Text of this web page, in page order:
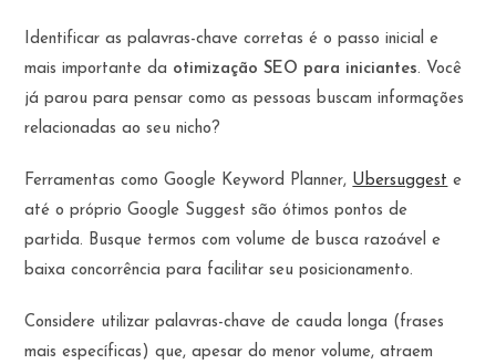
Identificar as palavras-chave corretas é o passo inicial e
mais importante da otimização SEO para iniciantes. Você
já parou para pensar como as pessoas buscam informações
relacionadas ao seu nicho?
Ferramentas como Google Keyword Planner, Ubersuggest e
até o próprio Google Suggest são ótimos pontos de
partida. Busque termos com volume de busca razoável e
baixa concorrência para facilitar seu posicionamento.
Considere utilizar palavras-chave de cauda longa (frases
mais específicas) que, apesar do menor volume, atraem